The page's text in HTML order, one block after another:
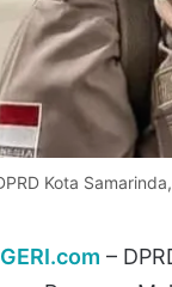
Kota
–